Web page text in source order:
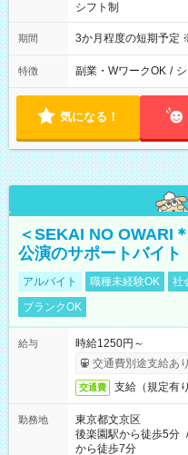
シフト制
期間 3か月程度の短期予定
特徴 副業・WワークOK /
気になる！
＜SEKAI NO OWARI
公演のサポートバイト
アルバイト 職種未経験OK 社
ブランクOK
給与
時給1250円～
交通費別途支給あり
交通費 支給（規定有り
勤務地
東京都文京区
後楽園駅から徒歩5分
から徒歩7分